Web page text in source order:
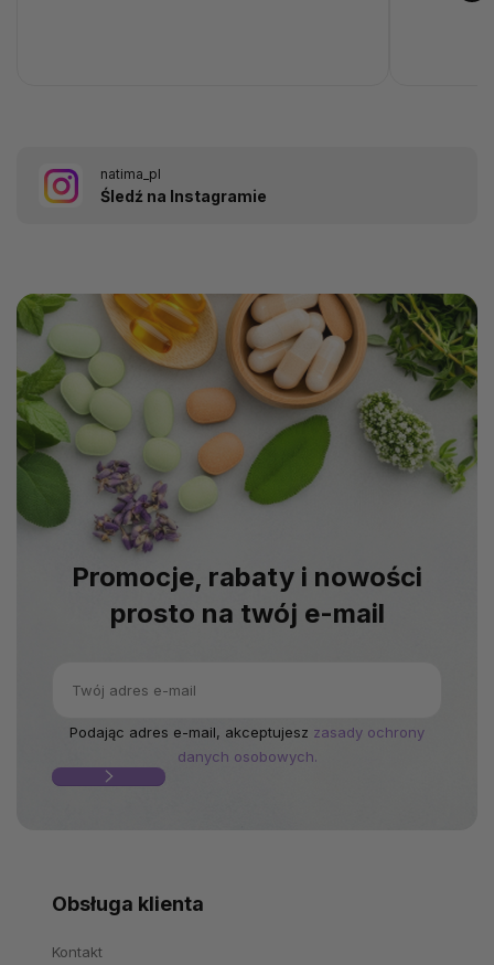
natima_pl
Śledź na Instagramie
Promocje, rabaty i nowości
prosto na twój e-mail
Podając adres e-mail, akceptujesz zasady ochrony
danych osobowych.
Obsługa klienta
Kontakt